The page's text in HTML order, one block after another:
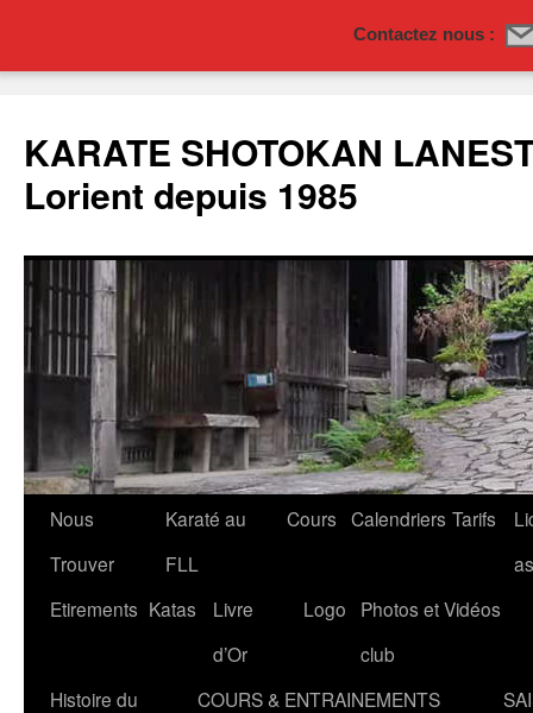
Contactez nous :
contenu
KARATE SHOTOKAN
Lorient depuis 1985
Nous
Trouver
Karaté au
FLL
Cours Calendriers Tarifs
Etirements Katas
Livre
d’Or
Logo
Photos et Vidéos
club
Histoire du
COURS & ENTRAINEMENTS